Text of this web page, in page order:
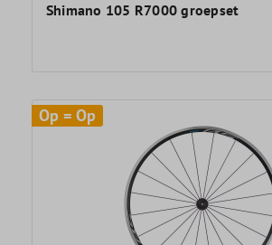
Shimano 105 R7000 groepset
Op = Op